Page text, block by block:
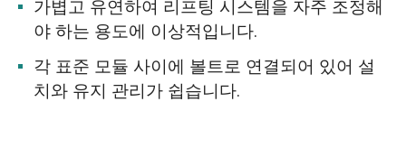
가볍고 유연하여 리프팅 시스템을 자주 조정해
야 하는 용도에 이상적입니다.
각 표준 모듈 사이에 볼트로 연결되어 있어 설
치와 유지 관리가 쉽습니다.